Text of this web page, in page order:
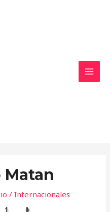
Matan
/Internacionales